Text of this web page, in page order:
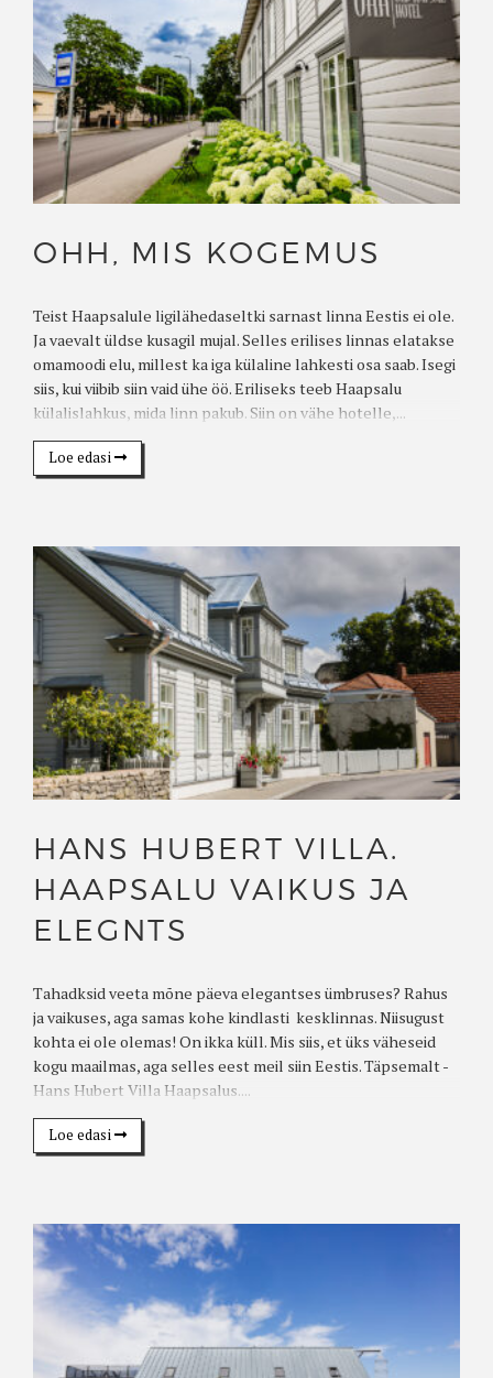
OHH, MIS KOGEMUS
Teist Haapsalule ligilähedaseltki sarnast linna Eestis ei ole.
Ja vaevalt üldse kusagil mujal. Selles erilises linnas elatakse
omamoodi elu, millest ka iga külaline lahkesti osa saab. Isegi
siis, kui viibib siin vaid ühe öö. Eriliseks teeb Haapsalu
külalislahkus, mida linn pakub. Siin on vähe hotelle,...
Loe edasi
HANS HUBERT VILLA.
HAAPSALU VAIKUS JA
ELEGNTS
Tahadksid veeta mõne päeva elegantses ümbruses? Rahus
ja vaikuses, aga samas kohe kindlasti kesklinnas. Niisugust
kohta ei ole olemas! On ikka küll. Mis siis, et üks väheseid
kogu maailmas, aga selles eest meil siin Eestis. Täpsemalt -
Hans Hubert Villa Haapsalus....
Loe edasi